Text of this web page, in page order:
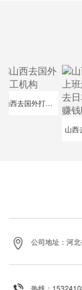
山西去国外打工机构
公司地址：河
热线：